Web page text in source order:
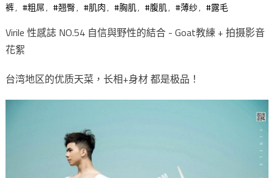
裤, #粗屌, #翘臀, #肌肉, #胸肌, #腹肌, #薄纱, #露毛
Virile 性感誌 NO.54 自信與野性的結合 - Goat教練 + 拍摄影音
花絮
台湾地区的优质天菜，长相+身材 都是极品！